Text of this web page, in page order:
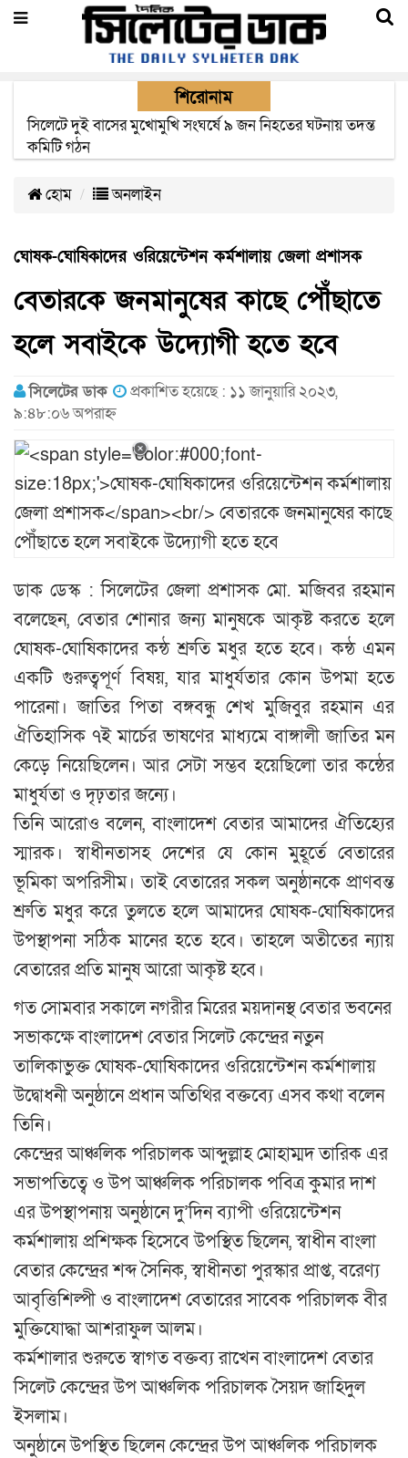
শিরোনাম
সিলেটে সড়ক দুর্ঘটনায় নিহতদের পরিবার পাচ্ছে ৫ লাখ টাকা করে
সরকারি অনুদান
হোম অনলাইন
ঘোষক-ঘোষিকাদের ওরিয়েন্টেশন কর্মশালায় জেলা প্রশাসক
বেতারকে জনমানুষের কাছে পৌঁছাতে
হলে সবাইকে উদ্যোগী হতে হবে
সিলেটের ডাক
প্রকাশিত হয়েছে : ১১ জানুয়ারি ২০২৩,
৯:৪৮:০৬ অপরাহ্ন
ডাক ডেস্ক : সিলেটের জেলা প্রশাসক মো. মজিবর রহমান
বলেছেন, বেতার শোনার জন্য মানুষকে আকৃষ্ট করতে হলে
ঘোষক-ঘোষিকাদের কন্ঠ শ্রুতি মধুর হতে হবে। কন্ঠ এমন
একটি গুরুত্বপূর্ণ বিষয়, যার মাধুর্যতার কোন উপমা হতে
পারেনা। জাতির পিতা বঙ্গবন্ধু শেখ মুজিবুর রহমান এর
ঐতিহাসিক ৭ই মার্চের ভাষণের মাধ্যমে বাঙ্গালী জাতির মন
কেড়ে নিয়েছিলেন। আর সেটা সম্ভব হয়েছিলো তার কন্ঠের
মাধুর্যতা ও দৃঢ়তার জন্যে।
তিনি আরোও বলেন, বাংলাদেশ বেতার আমাদের ঐতিহ্যের
স্মারক। স্বাধীনতাসহ দেশের যে কোন মুহূর্তে বেতারের
ভূমিকা অপরিসীম। তাই বেতারের সকল অনুষ্ঠানকে প্রাণবন্ত
শ্রুতি মধুর করে তুলতে হলে আমাদের ঘোষক-ঘোষিকাদের
উপস্থাপনা সঠিক মানের হতে হবে। তাহলে অতীতের ন্যায়
বেতারের প্রতি মানুষ আরো আকৃষ্ট হবে।
গত সোমবার সকালে নগরীর মিরের ময়দানস্থ বেতার ভবনের
সভাকক্ষে বাংলাদেশ বেতার সিলেট কেন্দ্রের নতুন
তালিকাভুক্ত ঘোষক-ঘোষিকাদের ওরিয়েন্টেশন কর্মশালায়
উদ্বোধনী অনুষ্ঠানে প্রধান অতিথির বক্তব্যে এসব কথা বলেন
তিনি।
কেন্দ্রের আঞ্চলিক পরিচালক আব্দুল্লাহ মোহাম্মদ তারিক এর
সভাপতিত্বে ও উপ আঞ্চলিক পরিচালক পবিত্র কুমার দাশ
এর উপস্থাপনায় অনুষ্ঠানে দু’দিন ব্যাপী ওরিয়েন্টেশন
কর্মশালায় প্রশিক্ষক হিসেবে উপস্থিত ছিলেন, স্বাধীন বাংলা
বেতার কেন্দ্রের শব্দ সৈনিক, স্বাধীনতা পুরস্কার প্রাপ্ত, বরেণ্য
আবৃত্তিশিল্পী ও বাংলাদেশ বেতারের সাবেক পরিচালক বীর
মুক্তিযোদ্ধা আশরাফুল আলম।
কর্মশালার শুরুতে স্বাগত বক্তব্য রাখেন বাংলাদেশ বেতার
সিলেট কেন্দ্রের উপ আঞ্চলিক পরিচালক সৈয়দ জাহিদুল
ইসলাম।
অনুষ্ঠানে উপস্থিত ছিলেন কেন্দ্রের উপ আঞ্চলিক পরিচালক